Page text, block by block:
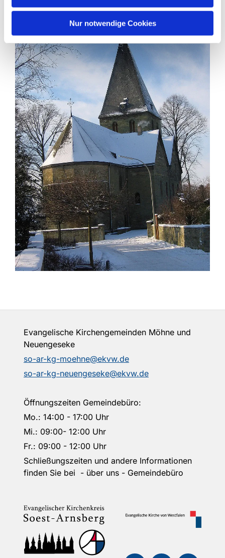
Nur notwendige Cookies
Evangelische Kirchengemeinden Möhne und
Neuengeseke
so-ar-kg-moehne@ekvw.de
so-ar-kg-neuengeseke@ekvw.de
Öffnungszeiten Gemeindebüro:
Mo.: 14:00 - 17:00 Uhr
Mi.: 09:00- 12:00 Uhr
Fr.: 09:00 - 12:00 Uhr
Schließungszeiten und andere Informationen
finden Sie bei - über uns - Gemeindebüro